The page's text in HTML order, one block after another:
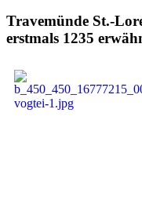
Travemünde St.-
erstmals 1235